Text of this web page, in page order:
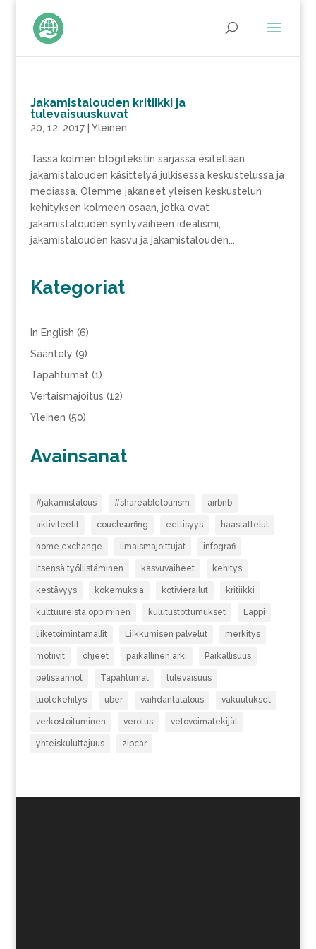
Jakamistalouden kritiikki ja
tulevaisuuskuvat
20, 12, 2017| Yleinen
Tässä kolmen blogitekstin sarjassa esitellään
jakamistalouden käsittelyä julkisessa keskustelussa ja
mediassa. Olemme jakaneet yleisen keskustelun
kehityksen kolmeen osaan, jotka ovat
jakamistalouden syntyvaiheen idealismi,
jakamistalouden kasvu ja jakamistalouden...
Kategoriat
In English (6)
Sääntely (9)
Tapahtumat (1)
Vertaismajoitus (12)
Yleinen (50)
Avainsanat
#jakamistalous #shareabletourism airbnb
aktiviteetit couchsurfing eettisyys haastattelut
home exchange ilmaismajoittujat infografi
Itsensä työllistäminen kasvuvaiheet kehitys
kestävyys kokemuksia kotivierailut kritiikki
kulttuureista oppiminen kulutustottumukset Lappi
liiketoimintamallit Liikkumisen palvelut merkitys
motiivit ohjeet paikallinen arki Paikallisuus
pelisäännöt Tapahtumat tulevaisuus
tuotekehitys uber vaihdantatalous vakuutukset
verkostoituminen verotus vetovoimatekijät
yhteiskuluttajuus zipcar